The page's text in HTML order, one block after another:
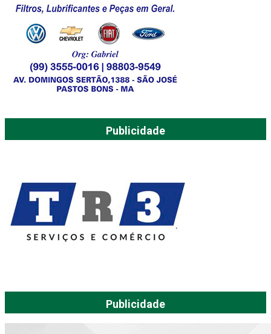
Publicidade
Publicidade